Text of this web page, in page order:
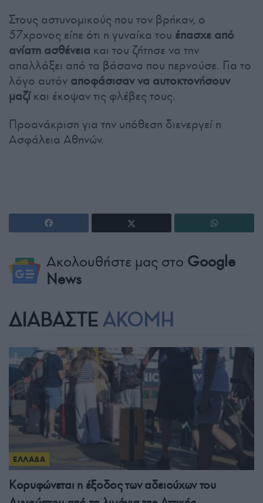
Στους αστυνομικούς που τον βρήκαν, ο
57χρονος είπε ότι η γυναίκα του έπασχε από
ανίατη ασθένεια και του ζήτησε να την
απαλλάξει από τα βάσανα που περνούσε. Για το
λόγο αυτόν αποφάσισαν να αυτοκτονήσουν
μαζίκαι έκοψαν τις φλέβες τους.
Προανάκριση για την υπόθεση διενεργεί η
Ασφάλεια Αθηνών.
Ακολουθήστε μας στο Google
News
ΔΙΑΒΑΣΤΕ ΑΚΟΜΗ
ΕΛΛΑΔΑ
Κορυφώνεται η έξοδος των αδειούχων του